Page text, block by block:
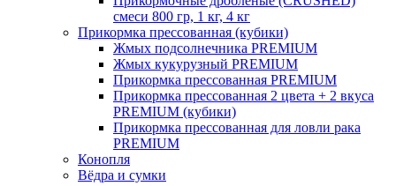
смеси 800 гр, 1 кг, 4 кг
Прикормка прессованная (кубики)
Жмых подсолнечника PREMIUM
Жмых кукурузный PREMIUM
Прикормка прессованная PREMIUM
Прикормка прессованная 2 цвета + 2 вкуса
PREMIUM (кубики)
Прикормка прессованная для ловли рака
PREMIUM
Конопля
Вёдра и сумки